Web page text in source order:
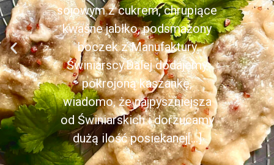
sojowym z cukrem, chrupiące
kwaśne jabłko, podsmażony
boczek z Manufaktury
Świniarscy.Dalej dodajemy
pokrojoną kaszankę,
wiadomo, że najpyszniejsza
od Świniarskich i dorzucamy
dużą ilość posiekanej[...]